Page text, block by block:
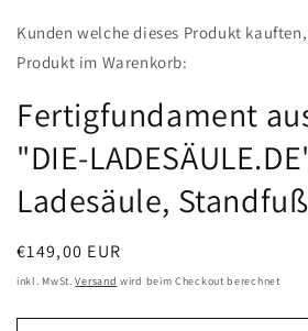
in
öffnen
Kunden welche dieses Produkt
Produkt im Warenkorb:
Fertigfundament
"DIE-
Ladesäule,
Normaler
Preis
€149,00 EUR
inkl. MwSt.Versand wird beim Checkout berechnet